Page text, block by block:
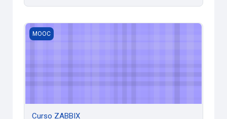
Curso ZABBIX
MOOC
Curso ZABBIX